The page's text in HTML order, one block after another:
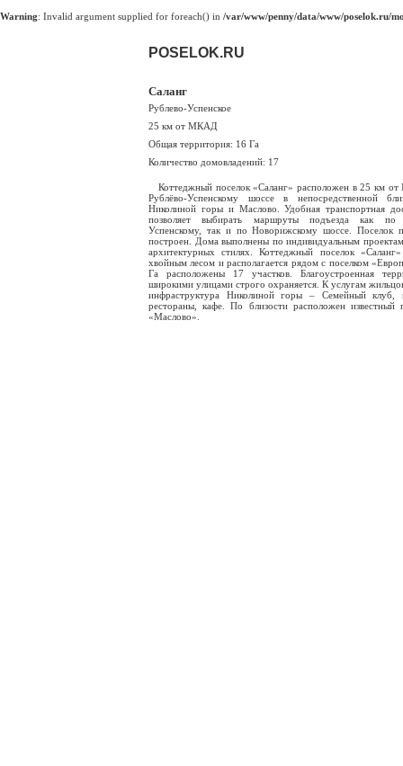
Warning: Invalid argument supplied for foreach() in /var/www/penny/data/www/poselok.ru/
POSELOK.RU
Саланг
Рублево-Успенское
25 км от МКАД
Общая территория: 16 Га
Количество домовладений: 17
Коттеджный поселок «Саланг» расположен в 25 км
Рублёво-Успенскому шоссе в непосредственной
Николиной горы и Маслово. Удобная транспортная
позволяет выбирать маршруты подъезда как по
Успенскому, так и по Новорижскому шоссе. Поселок
построен. Дома выполнены по индивидуальным
архитектурных стилях. Коттеджный поселок
хвойным лесом и располагается рядом с поселком
Га расположены 17 участков. Благоустроенная
широкими улицами строго охраняется. К услугам
инфраструктура Николиной горы – Семейный клуб,
рестораны, кафе. По близости расположен известный
«Маслово».